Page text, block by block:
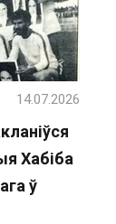
Хабіба
ў
14.07.2026